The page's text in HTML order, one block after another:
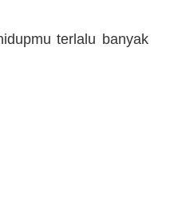
terlalu banyak